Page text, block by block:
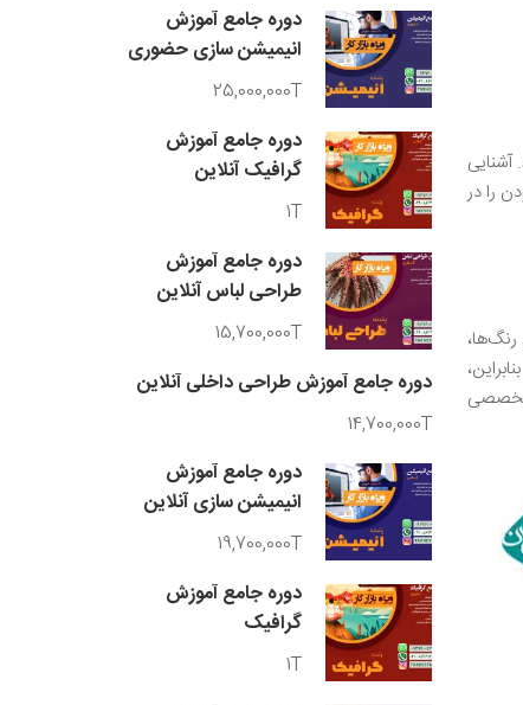
را در
دوره جامع آموزش
انیمیشن سازی حضوری
25,000,000T
دوره جامع آموزش
گرافیک آنلاین
1T
دوره جامع آموزش
طراحی لباس آنلاین
15,700,000T
دوره جامع آموزش طراحی داخلی آنلاین
14,700,000T
دوره جامع آموزش
انیمیشن سازی آنلاین
19,700,000T
دوره جامع آموزش
گرافیک
1T